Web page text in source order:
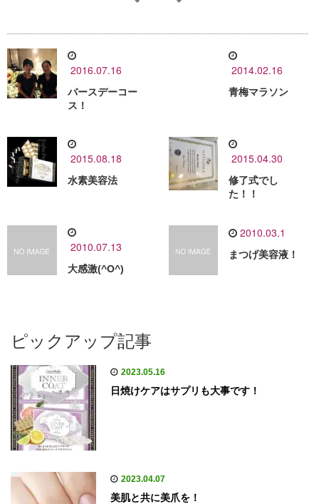
2016.07.16
バースデーコー
ス！
2014.02.16
青梅マラソン
2015.08.18
水素美容法
2015.04.30
修了式でし
た！！
2010.07.13
大感激(^O^)
2010.03.1
まつげ美容液！
ピックアップ記事
2023.05.16
日焼けケアはサプリも大事です！
2023.04.07
美肌と共に美爪を！